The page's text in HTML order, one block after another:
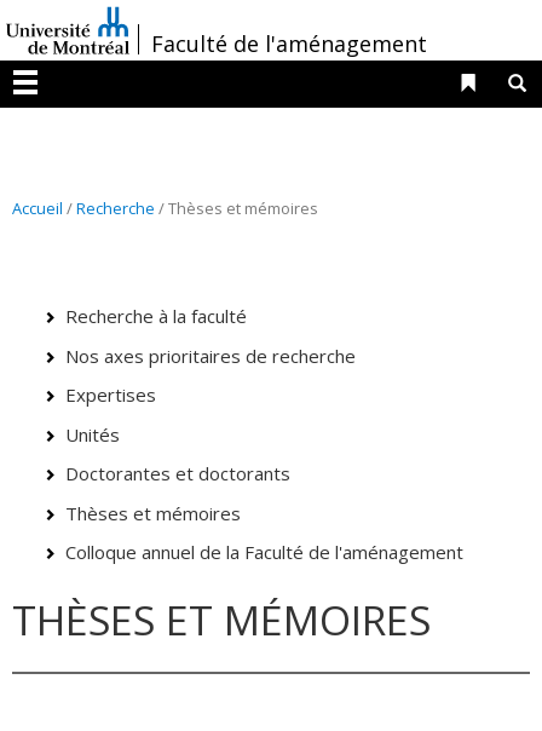
au
contenu
/Faculté de l'aménagement
Menu
Liens
Accueil /Recherche / Thèses et mémoires
Recherche à la faculté
Nos axes prioritaires de recherche
Expertises
Unités
Doctorantes et doctorants
Thèses et mémoires
Colloque annuel de la Faculté de l'aménagement
THÈSES ET MÉMOIRES